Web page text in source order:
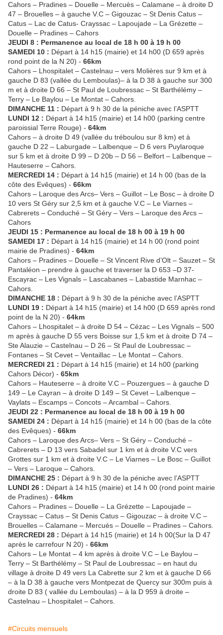
Cahors – Pradines – Douelle – Mercuès – Calamane – à droite D
47 – Brouelles – à gauche V.C – Gigouzac – St Denis Catus –
Catus – Lac de Catus- Crayssac – Lapoujade – La Grézette –
Douelle – Pradines – Cahors
JEUDI 8 : Permanence au local de 18 h 00 à 19 h 00
SAMEDI 10 : Départ à 14 h15 (mairie) et 14 h00 (D 659 après
rond point de la N 20) - 66km
Cahors – Lhospitalet – Castelnau – vers Molières sur 9 km et à
gauche D 83 (vallée du Lemboulas)– à la D 38 à gauche sur 300
m et à droite D 66 – St Paul de Loubressac – St Barthélémy –
Terry – Le Baylou – Le Montat – Cahors.
DIMANCHE 11 : Départ à 9 h 30 de la péniche avec l’ASPTT
LUNDI 12 : Départ à 14 h15 (mairie) et 14 h00 (parking centre
paroissial Terre Rouge) - 64km
Cahors – à droite D 49 (vallée du tréboulou sur 8 km) et à
gauche D 22 – Laburgade – Lalbenque – D 6 vers Puylaroque
sur 5 km et à droite D 99 – D 20b – D 56 – Belfort – Lalbenque –
Hauteserre – Cahors.
MERCREDI 14 : Départ à 14 h15 (mairie) et 14 h 00 (bas de la
côte des Evêques) - 66km
Cahors – Laroque des Arcs– Vers – Guillot – Le Bosc – à droite D
10 vers St Géry sur 2,5 km et à gauche V.C – Le Viarnes –
Cabrerets – Conduché – St Géry – Vers – Laroque des Arcs –
Cahors
JEUDI 15 : Permanence au local de 18 h 00 à 19 h 00
SAMEDI 17 : Départ à 14 h15 (mairie) et 14 h 00 (rond point
mairie de Pradines) - 64km
Cahors – Pradines – Douelle – St Vincent Rive d’Olt – Sauzet – St
Pantaléon – prendre à gauche et traverser la D 653 –D 37-
Escayrac – Les Vignals – Lascabanes – Labastide Marnhac –
Cahors.
DIMANCHE 18 : Départ à 9 h 30 de la péniche avec l’ASPTT
LUNDI 19 : Départ à 14 h15 (mairie) et 14 h00 (D 659 après rond
point de la N 20) - 64km
Cahors – Lhospitalet – à droite D 54 – Cézac – Les Vignals – 500
m après à gauche D 55 vers Boisse sur 1,5 km et à droite D 74 –
Ste Alauzie – Castelnau – D 26 – St Paul de Loubressac –
Fontanes – St Cevet – Ventaillac – Le Montat – Cahors.
MERCREDI 21 : Départ à 14 h15 (mairie) et 14 h00 (parking
Cahors Décor) - 65km
Cahors – Hauteserre – à droite V.C – Pouzergues – à gauche D
149 – Le Cayran – à droite D 149 – St Cevet – Lalbenque –
Vaylats – Escamps – Concots – Arcambal – Cahors.
JEUDI 22 : Permanence au local de 18 h 00 à 19 h 00
SAMEDI 24 : Départ à 14 h15 (mairie) et 14 h 00 (bas de la côte
des Evêques) - 66km
Cahors – Laroque des Arcs– Vers – St Géry – Conduché –
Cabrerets – D 13 vers Sabadel sur 1 km et à droite V.C vers
Grottes sur 1 km et à droite V.C – Le Viarnes – Le Bosc – Guillot
– Vers – Laroque – Cahors.
DIMANCHE 25 : Départ à 9 h 30 de la péniche avec l’ASPTT
LUNDI 26 : Départ à 14 h15 (mairie) et 14 h 00 (rond point mairie
de Pradines) - 64km
Cahors – Pradines – Douelle – La Grézette – Lapoujade –
Crayssac – Catus – St Denis Catus – Gigouzac – à droite V.C –
Brouelles – Calamane – Mercuès – Douelle – Pradines – Cahors.
MERCREDI 28 : Départ à 14 h15 (mairie) et 14 h 00(Sur la D 47
après le carrefour N 20) - 66km
Cahors – Le Montat – 4 km après à droite V.C – Le Baylou –
Terry – St Barthélémy – St Paul de Loubressac – en haut du
village à droite D 49 vers La Cabrette sur 2 km et à gauche D 66
– à la D 38 à gauche vers Montpezat de Quercy sur 300m puis à
droite D 83 ( vallée du Lemboulas) – à la D 959 à droite –
Castelnau – Lhospitalet – Cahors.
#Circuits mensuels